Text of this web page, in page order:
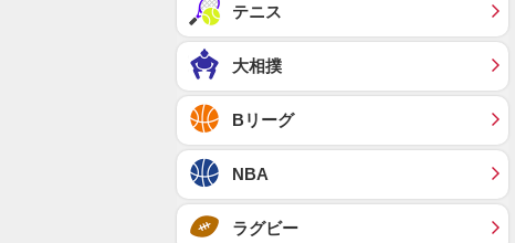
テニス
大相撲
Bリーグ
NBA
ラグビー